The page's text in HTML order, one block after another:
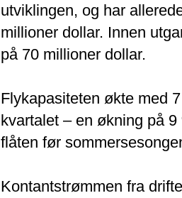
utviklingen, og har
millioner dollar. Innen
på 70 millioner dollar.
Flykapasiteten økte med
kvartalet – en økning på
flåten før
Kontantstrømmen fra